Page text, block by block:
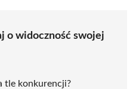
o widoczność swojej
tle konkurencji?